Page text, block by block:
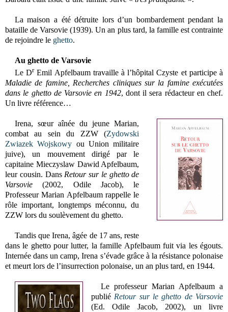
La maison a été détruite lors d’un bombardement pendant la
bataille de Varsovie (1939). Un an plus tard, la famille est contrainte
de rejoindre le ghetto.
Au ghetto de Varsovie
Le DrEmil Apfelbaum travaille à l’hôpital Czyste et participe à
Maladie de famine, Recherches cliniques sur la famine exécutées
dans le ghetto de Varsovie en 1942, dont il sera rédacteur en chef.
Un livre référence…
Irena, sœur aînée du jeune Marian,
combat au sein du ZZW (Zydowski
Zwiazek Wojskowy ou Union militaire
juive), un mouvement dirigé par le
capitaine Mieczyslaw Dawid Apfelbaum,
leur cousin. DansRetour sur le ghetto de
Varsovie(2002, Odile Jacob), le
ProfesseurMarian Apfelbaumrappelle le
rôle important, longtemps méconnu, du
ZZW lors du soulèvement du ghetto.
Tandis que Irena, âgée de 17 ans, reste
dans le ghetto pour lutter, la famille Apfelbaumfuit via les égouts.
Internée dans un camp, Irena s’évade grâce à la résistance polonaise
et meurt lors de l’insurrection polonaise, un an plus tard, en 1944.
Le professeur Marian Apfelbauma
publié Retour sur le ghetto de Varsovie
(Ed. Odile Jacob, 2002), un livre